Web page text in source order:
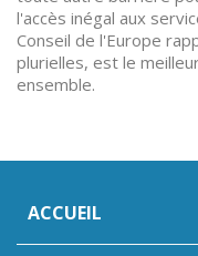
l'accès inégal aux
Conseil de l'Europe
plurielles, est le
ensemble.
ACCUEIL